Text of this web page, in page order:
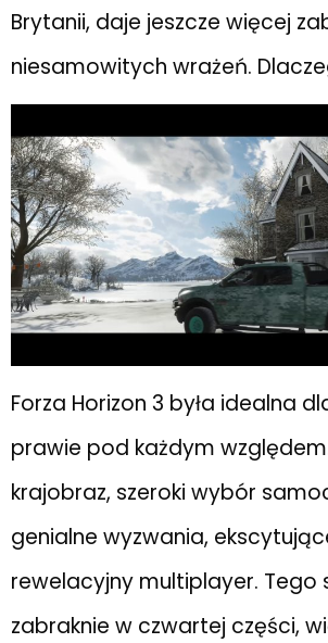
Brytanii, daje jeszcze więcej
niesamowitych wrażeń.
Forza Horizon 3 była idealna
prawie pod każdym
krajobraz, szeroki wybór
genialne wyzwania,
rewelacyjny multiplayer. Tego
zabraknie w czwartej części,